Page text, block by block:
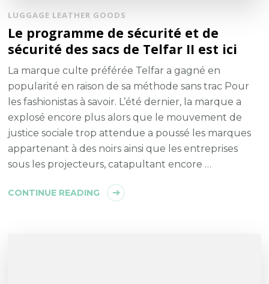
LUGGAGE LEATHER GOODS
Le programme de sécurité et de
sécurité des sacs de Telfar II est ici
La marque culte préférée Telfar a gagné en
popularité en raison de sa méthode sans trac Pour
les fashionistas à savoir. L’été dernier, la marque a
explosé encore plus alors que le mouvement de
justice sociale trop attendue a poussé les marques
appartenant à des noirs ainsi que les entreprises
sous les projecteurs, catapultant encore …
CONTINUE READING